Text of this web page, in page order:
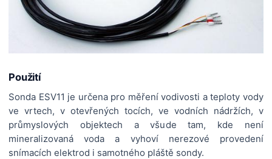
Použití
Sonda ESV11 je určena pro měření vodivosti a teploty vody
ve vrtech, v otevřených tocích, ve vodních nádržích, v
průmyslových objektech a všude tam, kde není
mineralizovaná voda a vyhoví nerezové provedení
snímacích elektrod i samotného pláště sondy.